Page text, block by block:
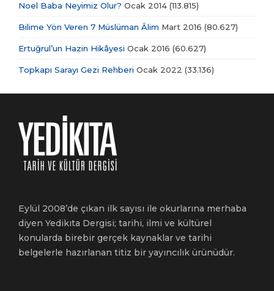
Noel Baba Neyimiz Olur? Ocak 2014 (113.815)
Bilime Yön Veren 7 Müslüman Âlim Mart 2016 (80.627)
Ertuğrul’un Hazin Hikâyesi Ocak 2016 (60.627)
Topkapı Sarayı Gezi Rehberi Ocak 2022 (33.136)
Eylül 2008’de çıkan ilk sayısı ile okurlarına merhaba
diyen Yedikıta Dergisi; tarihi, ilmi ve kültürel
konularda birebir gerçek kaynaklar ve tarihi
belgelerle hazırlanan titiz bir yayıncılık ürünüdür.